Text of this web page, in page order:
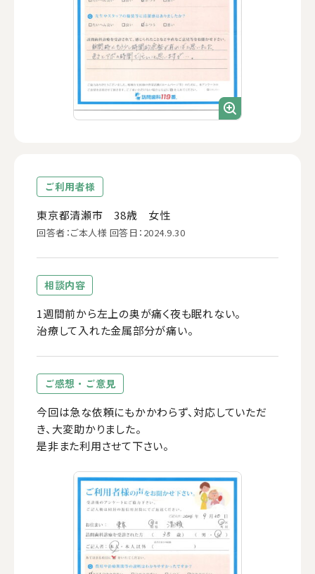
ご利用者様
東京都清瀬市 38歳 女性
回答者：ご本人様 回答日：2024.9.30
相談内容
1週間前から左上の奥が痛く夜も眠れない。
治療して入れた金属部分が痛い。
ご感想・ご意見
今回は急な依頼にもかかわらず、対応していただ
き、大変助かりました。
是非また利用させて下さい。